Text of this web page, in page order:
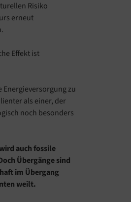
Risiko
erneut
Effekt ist
Energieversorgung zu
als einer, der
noch besonders
auch fossile
Übergänge sind
im Übergang
weilt.